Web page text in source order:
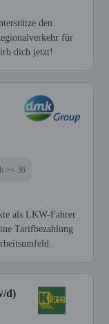
den
für
dich jetzt!
>= 30
als LKW-Fahrer
Tarifbezahlung
d)